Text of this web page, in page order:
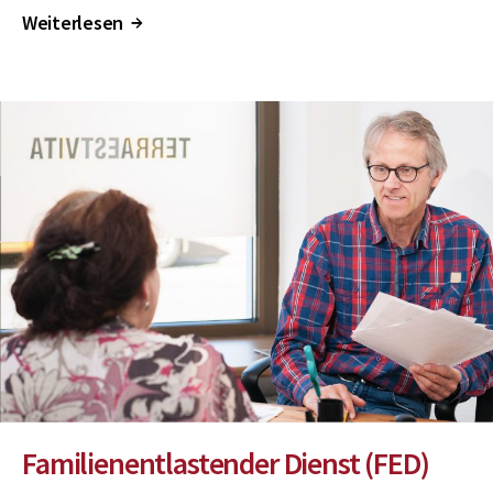
Weiterlesen
↑
Familienentlastender Dienst (FED)